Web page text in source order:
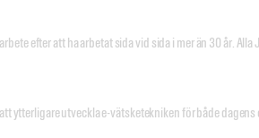
efter att ha arbetat sida vid sida i mer än 30 år.
ytterligare utveckla e-vätsketekniken för både